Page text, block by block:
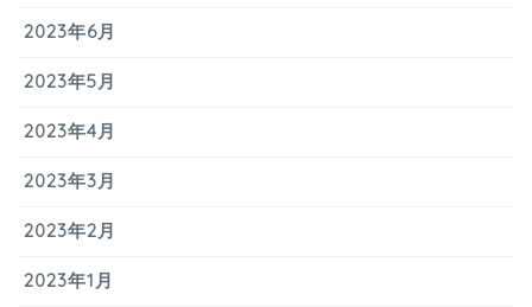
2023年6月
2023年5月
2023年4月
2023年3月
2023年2月
2023年1月